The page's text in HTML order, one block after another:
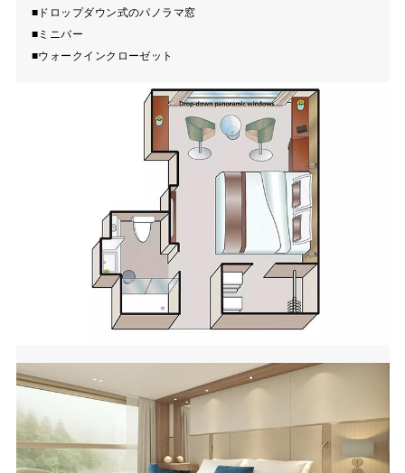
■ドロップダウン式のパノラマ窓
■ミニバー
■ウォークインクローゼット